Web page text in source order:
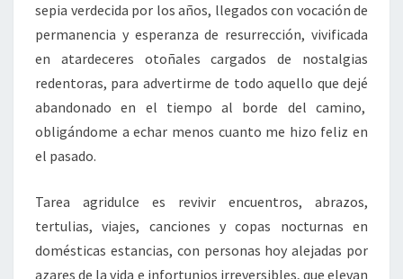
sepia verdecida por los años, llegados con vocación de
permanencia y esperanza de resurrección, vivificada
en atardeceres otoñales cargados de nostalgias
redentoras, para advertirme de todo aquello que dejé
abandonado en el tiempo al borde del camino,
obligándome a echar menos cuanto me hizo feliz en
el pasado.
Tarea agridulce es revivir encuentros, abrazos,
tertulias, viajes, canciones y copas nocturnas en
domésticas estancias, con personas hoy alejadas por
azares de la vida e infortunios irreversibles, que elevan